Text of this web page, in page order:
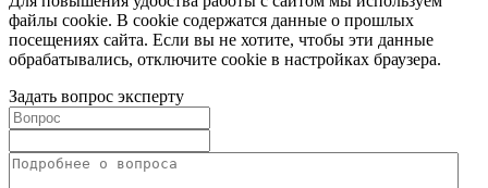
файлы cookie. В cookie содержатся данные о прошлых
посещениях сайта. Если вы не хотите, чтобы эти данные
обрабатывались, отключите cookie в настройках браузера.
Задать вопрос эксперту